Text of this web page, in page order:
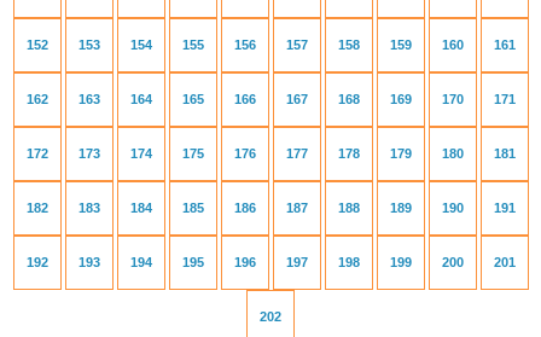
152 153 154 155 156 157 158 159 160 161
162 163 164 165 166 167 168 169 170 171
172 173 174 175 176 177 178 179 180 181
182 183 184 185 186 187 188 189 190 191
192 193 194 195 196 197 198 199 200 201
202